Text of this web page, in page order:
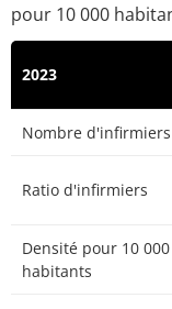
pour 10 000
2023
Nombre d'infirmiers
Ratio d'infirmiers
Densité pour 10 000
habitants